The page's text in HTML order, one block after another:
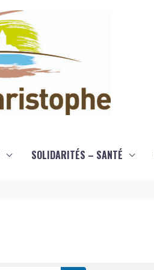
SOLIDARITÉS – SANTÉ